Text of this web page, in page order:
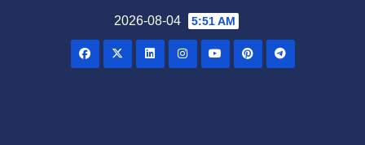
2026-08-04 5:51 AM